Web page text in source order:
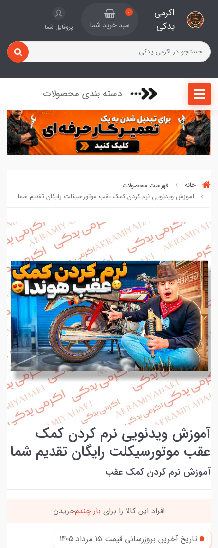
اکرمی
یدکی
0
سبد خرید شما پروفایل شما
دسته بندی محصولات
خانه
فهرست محصولات
آموزش ویدئویی نرم کردن کمک عقب موتورسیکلت رایگان تقدیم شما
آموزش ویدئویی نرم کردن کمک
عقب موتورسیکلت رایگان تقدیم شما
آموزش نرم کردن کمک عقب
افراد‌ این کالا را برای بار چندم‌خریدن
تاریخ آخرین بروزرسانی قیمت 15 مرداد 1405